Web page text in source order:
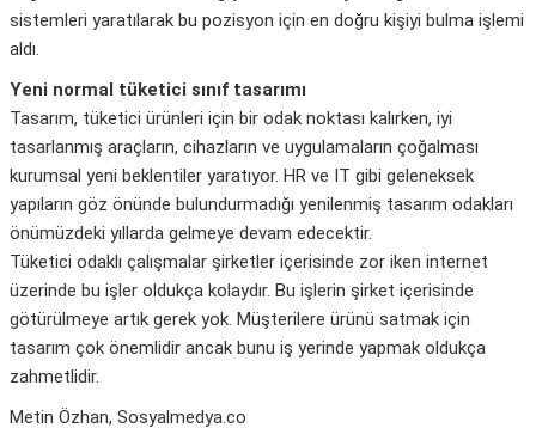
sistemleri yaratılarak bu pozisyon için en doğru kişiyi bulma işlemi
aldı.
Yeni normal tüketici sınıf tasarımı
Tasarım, tüketici ürünleri için bir odak noktası kalırken, iyi
tasarlanmış araçların, cihazların ve uygulamaların çoğalması
kurumsal yeni beklentiler yaratıyor. HR ve IT gibi geleneksek
yapıların göz önünde bulundurmadığı yenilenmiş tasarım odakları
önümüzdeki yıllarda gelmeye devam edecektir.
Tüketici odaklı çalışmalar şirketler içerisinde zor iken internet
üzerinde bu işler oldukça kolaydır. Bu işlerin şirket içerisinde
götürülmeye artık gerek yok. Müşterilere ürünü satmak için
tasarım çok önemlidir ancak bunu iş yerinde yapmak oldukça
zahmetlidir.
Metin Özhan, Sosyalmedya.co